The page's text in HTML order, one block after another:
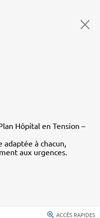
Hôpital en Tension –
adaptée à chacun,
aux urgences.
ACCÈS RAPIDES